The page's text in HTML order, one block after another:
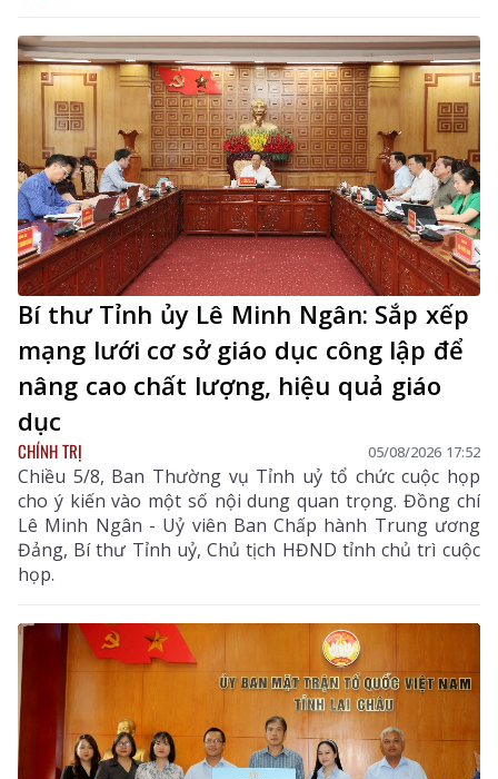
Bí thư Tỉnh ủy Lê Minh Ngân: Sắp xếp
mạng lưới cơ sở giáo dục công lập để
nâng cao chất lượng, hiệu quả giáo
dục
CHÍNH TRỊ 05/08/2026 17:52
Chiều 5/8, Ban Thường vụ Tỉnh uỷ tổ chức cuộc họp
cho ý kiến vào một số nội dung quan trọng. Đồng chí
Lê Minh Ngân - Uỷ viên Ban Chấp hành Trung ương
Đảng, Bí thư Tỉnh uỷ, Chủ tịch HĐND tỉnh chủ trì cuộc
họp.